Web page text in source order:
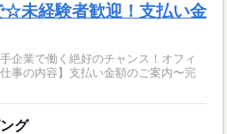
未経験者歓迎！支払い金
業で働く絶好のチャンス！オフィ
の内容】支払い金額のご案内〜完
グ